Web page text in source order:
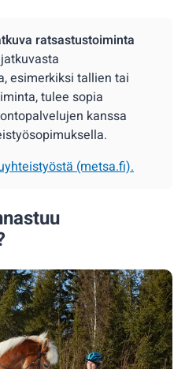
ratsastustoiminta
esimerkiksi tallien tai
tulee sopia
kanssa
(metsa.fi).